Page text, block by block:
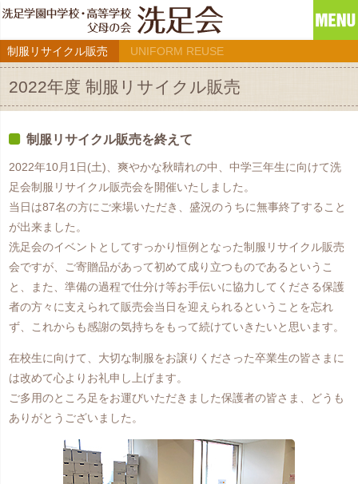
制服リサイクル販売 UNIFORM REUSE
2022年度 制服リサイクル販売
制服リサイクル販売を終えて
2022年10月1日(土)、爽やかな秋晴れの中、中学三年生に向けて洗
足会制服リサイクル販売会を開催いたしました。
当日は87名の方にご来場いただき、盛況のうちに無事終了すること
が出来ました。
洗足会のイベントとしてすっかり恒例となった制服リサイクル販売
会ですが、ご寄贈品があって初めて成り立つものであるというこ
と、また、準備の過程で仕分け等お手伝いに協力してくださる保護
者の方々に支えられて販売会当日を迎えられるということを忘れ
ず、これからも感謝の気持ちをもって続けていきたいと思います。
在校生に向けて、大切な制服をお譲りくださった卒業生の皆さまに
は改めて心よりお礼申し上げます。
ご多用のところ足をお運びいただきました保護者の皆さま、どうも
ありがとうございました。